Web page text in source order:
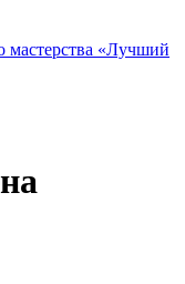
мастерства «Лучший